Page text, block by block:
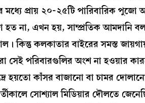
প্রায় ২০-২৫টি পারিবারিক পুজো
না, এখন হয়, সাম্প্রতিক আমদানি
কিন্তু কলকাতার বাইরের সমস্ত
সেই পরিবারগুলির অংশ না হওয়ার
হয়তো কাঁসর বাজানো বা চামর
সোশ্যাল মিডিয়ার দৌলতে